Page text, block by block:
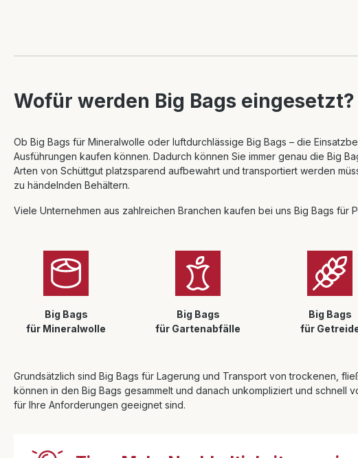
Wofür werden Big Bags eingesetzt?
Ob Big Bags für Mineralwolle oder luftdurchlässige Big Bags – die
Ausführungen kaufen können. Dadurch können Sie immer genau die Big
Arten von Schüttgut platzsparend aufbewahrt und transportiert werden
zu händelnden Behältern.
Viele Unternehmen aus zahlreichen Branchen kaufen bei uns Big Bags
Big Bags
für Mineralwolle
Big Bags
für Gartenabfälle
Big Bags
für
Grundsätzlich sind Big Bags für Lagerung und Transport von trockenen,
können in den Big Bags gesammelt und danach unkompliziert und
für Ihre Anforderungen geeignet sind.